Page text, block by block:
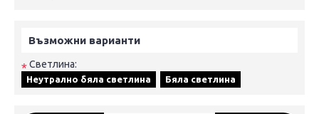
Възможни варианти
*Светлина:
Неутрално бяла светлина Бяла светлина